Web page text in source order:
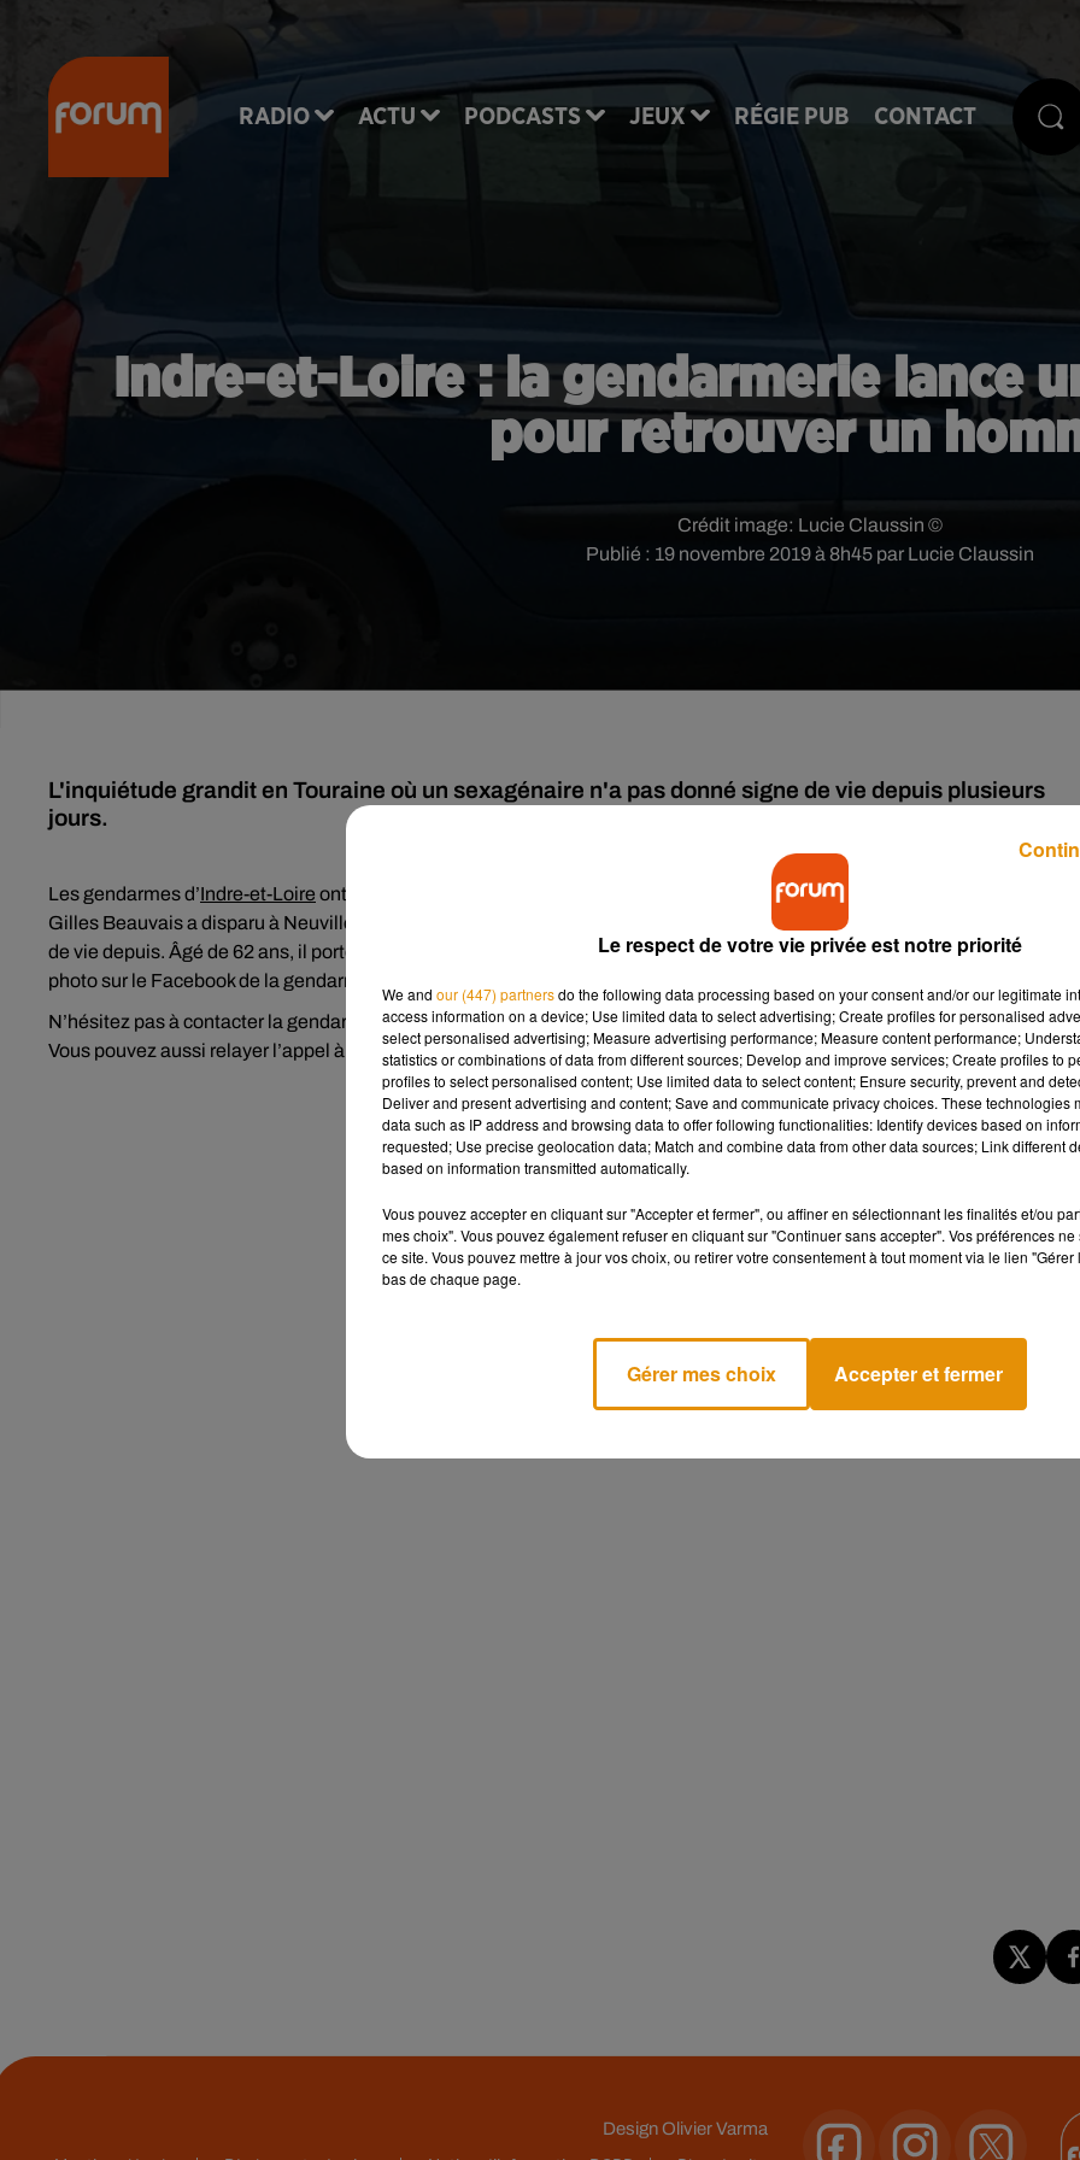
RADIO ACTU PODCASTS JEUX RÉGIE PUB CONTACT
Indre-et-Loire : la gendarmerie lance
pour retrouver un
Publié : 19 novembre 2019 à 8h45 par Lucie Claussin
Crédit image: Lucie Claussin ©
L'inquiétude grandit en Touraine où un sexagénaire n'a pas donné signe de vie depuis plusieurs
jours.
Les gendarmes d’Indre-et-Loire ont lancé un appel à témoins pour disparition inquiétante afin de retrouver un sexagénaire.
Gilles Beauvais a disparu à Neuville-sur-Brenne depuis dimanche 17 novembre dans l’après-midi et n’a donné aucun signe
de vie depuis. Âgé de 62 ans, il porte des lunettes, a les yeux marron et a les cheveux marron foncé. Vous pouvez retrouver
photo sur le Facebook de la gendarmerie d’Indre-et-Loire.
N’hésitez pas à contacter la gendarmerie de Château-Renault au 02 47 29 83 50 ou au 17 si vous avez des informations.
Vous pouvez aussi relayer l’appel à témoins publié sur les réseaux sociaux :
DesignOlivier Varma
Le respect de votre vie privée est notre priorité
We and our (447) partnersdo the following data processing based on your consent and/or our legitimate
access information on a device; Use limited data to select advertising; Create profiles for personalised
select personalised advertising; Measure advertising performance; Measure content performance;
statistics or combinations of data from different sources; Develop and improve services; Create profiles to
profiles to select personalised content; Use limited data to select content; Ensure security, prevent and
Deliver and present advertising and content; Save and communicate privacy choices. These technologies
data such as IP address and browsing data to offer following functionalities: Identify devices based on
requested; Use precise geolocation data; Match and combine data from other data sources; Link different
based on information transmitted automatically.
Vous pouvez accepter en cliquant sur "Accepter et fermer", ou affiner en sélectionnant les finalités et/ou
mes choix". Vous pouvez également refuser en cliquant sur "Continuer sans accepter". Vos préférences
ce site. Vous pouvez mettre à jour vos choix, ou retirer votre consentement à tout moment via le lien
bas de chaque page.
Gérer mes choix Accepter et fermer